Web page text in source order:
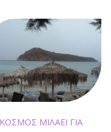
ΜΙΛΑΕΙ ΓΙΑ